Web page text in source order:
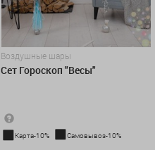
Воздушные шары
Сет Гороскоп "Весы"
Карта-10% Самовывоз-10%